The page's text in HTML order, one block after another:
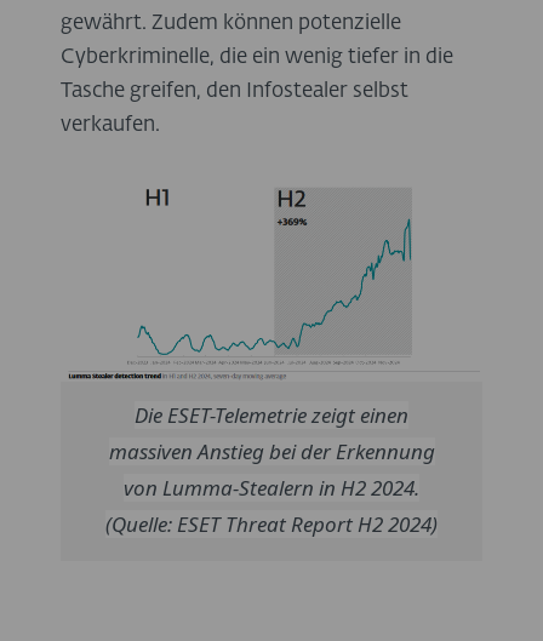
gewährt. Zudem können potenzielle
Cyberkriminelle, die ein wenig tiefer in die
Tasche greifen, den Infostealer selbst
verkaufen.
Die ESET-Telemetrie zeigt einen
massiven Anstieg bei der Erkennung
von Lumma-Stealern in H2 2024.
(Quelle: ESET Threat Report H2 2024)